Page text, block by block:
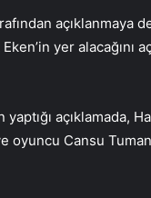
yer alacağını
açıklamada,
Cansu